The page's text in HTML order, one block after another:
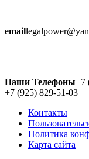
email
Наши Телефоны+7
+7 (925) 829-51-03
Контакты
Политика
Карта сайта